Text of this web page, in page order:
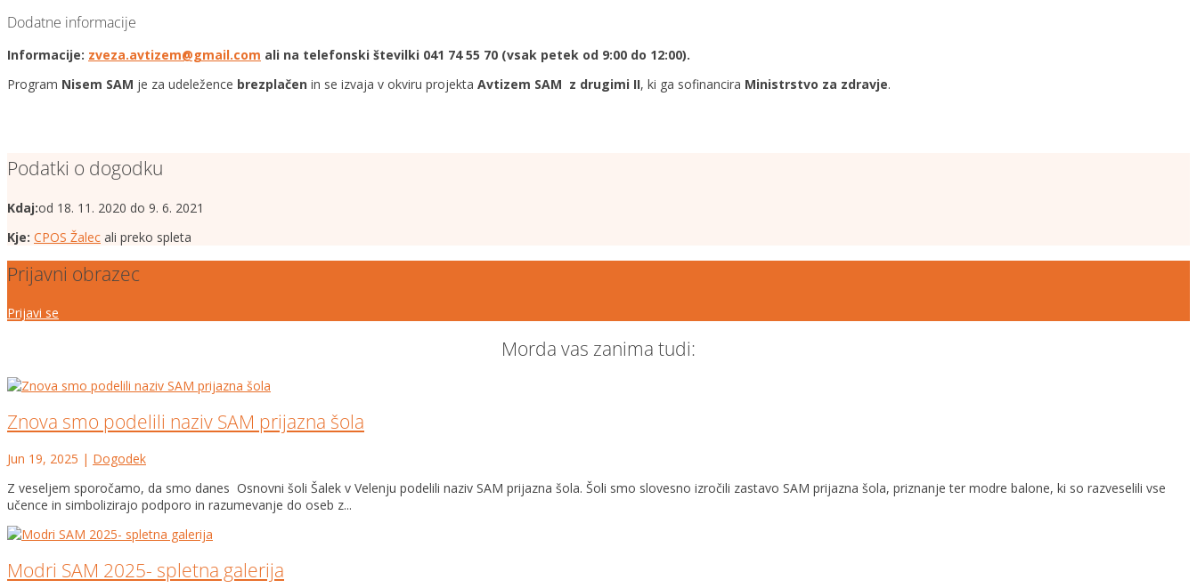
Dodatne informacije
Informacije: zveza.avtizem@gmail.com ali na telefonski številki 041 74 55 70 (vsak petek od 9:00 do 12:00).
Program Nisem SAM je za udeležence brezplačen in se izvaja v okviru projekta Avtizem SAM z drugimi II, ki ga sofinancira Ministrstvo za zdravje.
Podatki o dogodku
Kdaj:od 18. 11. 2020 do 9. 6. 2021
Kje: CPOS Žalec ali preko spleta
Prijavni obrazec
Prijavi se
Morda vas zanima tudi:
Znova smo podelili naziv SAM prijazna šola
Jun 19, 2025 | Dogodek
Z veseljem sporočamo, da smo danes Osnovni šoli Šalek v Velenju podelili naziv SAM prijazna šola. Šoli smo slovesno izročili zastavo SAM prijazna šola, priznanje ter modre balone, ki so razveselili vse
učence in simbolizirajo podporo in razumevanje do oseb z...
Modri SAM 2025- spletna galerija